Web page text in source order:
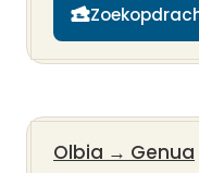
Olbia → Genua